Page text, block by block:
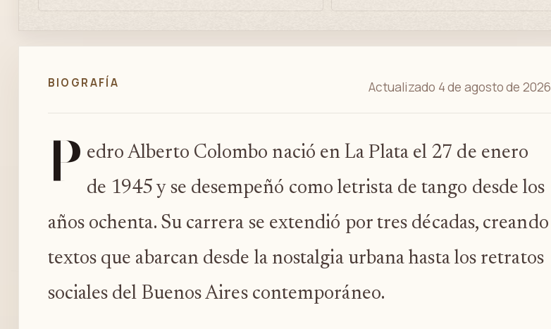
BIOGRAFÍA Actualizado 4 de agosto de 2026
P edro Alberto Colombo nació en La Plata el 27 de enero
de 1945 y se desempeñó como letrista de tango desde los
años ochenta. Su carrera se extendió por tres décadas, creando
textos que abarcan desde la nostalgia urbana hasta los retratos
sociales del Buenos Aires contemporáneo.